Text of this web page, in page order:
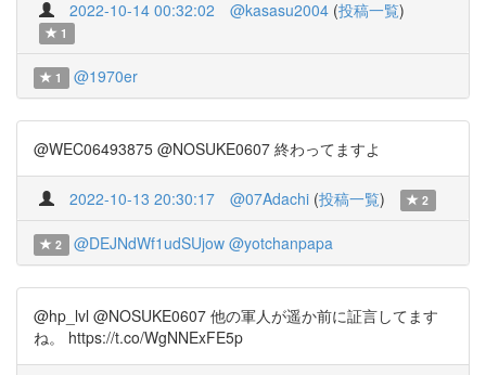
2022-10-14 00:32:02 @kasasu2004 (投稿一覧)
1
1 @1970er
@WEC06493875 @NOSUKE0607 終わってますよ
2022-10-13 20:30:17 @07Adachi (投稿一覧) 2
2 @DEJNdWf1udSUjow @yotchanpapa
@hp_lvl @NOSUKE0607 他の軍人が遥か前に証言してます
ね。 https://t.co/WgNNExFE5p